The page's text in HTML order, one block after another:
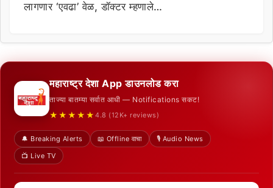
लागणार ‘एवढा’ वेळ, डॉक्टर म्हणाले…
महाराष्ट्र देशा App डाउनलोड करा
ताज्या बातम्या सर्वात आधी — Notifications सकट!
★★★★★ 4.8 (12K+ reviews)
🔔 Breaking Alerts 📖 Offline वाचा
🎙️ Audio News
📺 Live TV